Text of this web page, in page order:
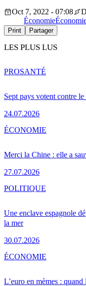
Oct 7, 2022 - 07:08
Économie
Print Partager
LES PLUS LUS
Sept pays votent contre
24.07.2026
PROSANTÉ
Merci la Chine : elle a
27.07.2026
ÉCONOMIE
Une enclave espagnole
la mer
30.07.2026
POLITIQUE
L’euro en mèmes :
ÉCONOMIE